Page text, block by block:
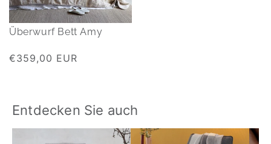
Überwurf Bett Amy
Normaler
€359,00 EUR
Entdecken Sie auch